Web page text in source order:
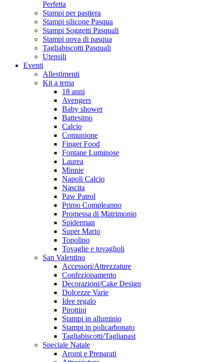
Perfetta
Stampi per pastiera
Stampi silicone Pasqua
Stampi Soggetti Pasquali
Stampi uova di pasqua
Tagliabiscotti Pasquali
Utensili
Eventi
Allestimenti
Kit a tema
18 anni
Avengers
Baby shower
Battesimo
Calcio
Comunione
Finger Food
Fontane Luminose
Laurea
Minnie
Napoli Calcio
Nascita
Paw Patrol
Primo Compleanno
Promessa di Matrimonio
Spiderman
Super Mario
Topolino
Tovaglie e tovaglioli
San Valentino
Accessori/Attrezzature
Confezionamento
Decorazioni/Cake Design
Dolcezze Varie
Idee regalo
Pirottini
Stampi in alluminio
Stampi in policarbonato
Tagliabiscotti/Tagliapast
Speciale Natale
Aromi e Preparati